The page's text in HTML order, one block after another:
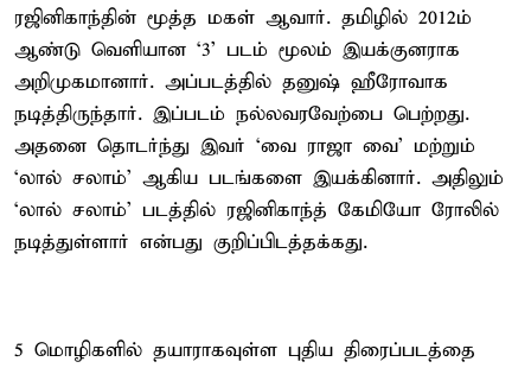
ரஜினிகாந்தின் மூத்த மகள் ஆவார். தமிழில் 2012ம்
ஆண்டு வெளியான ‘3’ படம் மூலம் இயக்குனராக
அறிமுகமானார். அப்படத்தில் தனுஷ் ஹீரோவாக
நடித்திருந்தார். இப்படம் நல்லவரவேற்பை பெற்றது.
அதனை தொடர்ந்து இவர் ‘வை ராஜா வை’ மற்றும்
‘லால் சலாம்’ ஆகிய படங்களை இயக்கினார். அதிலும்
‘லால் சலாம்’ படத்தில் ரஜினிகாந்த் கேமியோ ரோலில்
நடித்துள்ளார் என்பது குறிப்பிடத்தக்கது.
5 மொழிகளில் தயாராகவுள்ள புதிய திரைப்படத்தை